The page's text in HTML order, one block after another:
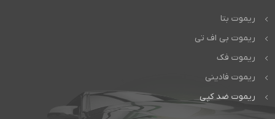
ریموت بتا
ریموت بی اف تی
ریموت فک
ریموت فادینی
ریموت ضد کپی